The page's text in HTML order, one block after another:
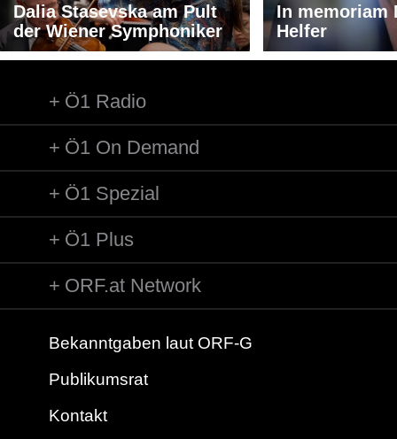
Dalia Stasevska am Pult
der Wiener Symphoniker
In memoriam
Helfer
Ö1 Radio
Ö1 On Demand
Ö1 Spezial
Ö1 Plus
ORF.at Network
Bekanntgaben laut ORF-G
Publikumsrat
Kontakt